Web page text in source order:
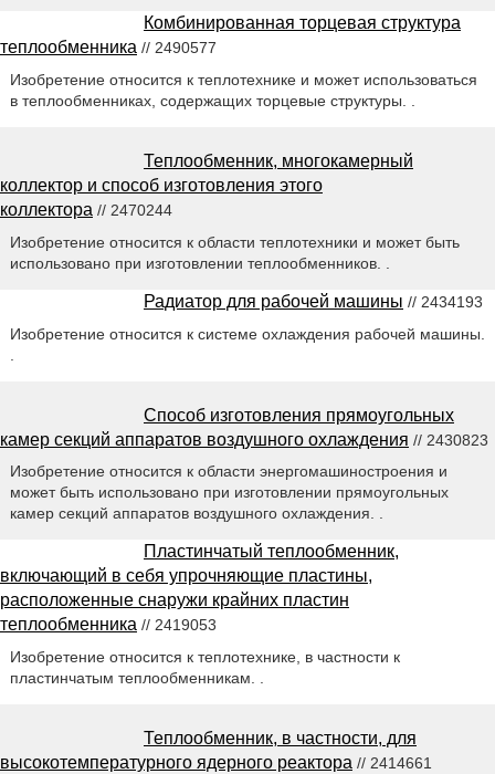
Комбинированная торцевая структура
теплообменника // 2490577
Изобретение относится к теплотехнике и может использоваться
в теплообменниках, содержащих торцевые структуры. .
Теплообменник, многокамерный
коллектор и способ изготовления этого
коллектора // 2470244
Изобретение относится к области теплотехники и может быть
использовано при изготовлении теплообменников. .
Радиатор для рабочей машины // 2434193
Изобретение относится к системе охлаждения рабочей машины.
Способ изготовления прямоугольных
камер секций аппаратов воздушного охлаждения // 2430823
Изобретение относится к области энергомашиностроения и
может быть использовано при изготовлении прямоугольных
камер секций аппаратов воздушного охлаждения. .
Пластинчатый теплообменник,
включающий в себя упрочняющие пластины,
расположенные снаружи крайних пластин
теплообменника // 2419053
Изобретение относится к теплотехнике, в частности к
пластинчатым теплообменникам. .
Теплообменник, в частности, для
высокотемпературного ядерного реактора // 2414661